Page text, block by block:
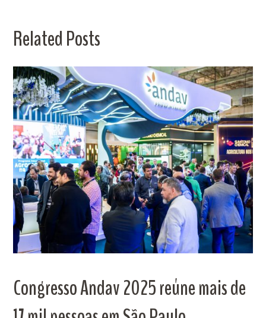
Related Posts
Congresso Andav 2025 reúne mais de